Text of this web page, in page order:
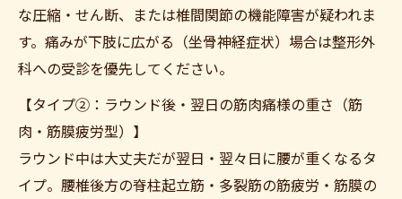
な圧縮・せん断、または椎間関節の機能障害が疑われま
す。痛みが下肢に広がる（坐骨神経症状）場合は整形外
科への受診を優先してください。
【タイプ②：ラウンド後・翌日の筋肉痛様の重さ（筋
肉・筋膜疲労型）】
ラウンド中は大丈夫だが翌日・翌々日に腰が重くなるタ
イプ。腰椎後方の脊柱起立筋・多裂筋の筋疲労・筋膜の